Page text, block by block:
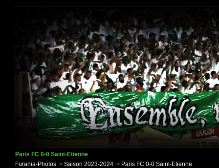
Paris FC 0-0 Saint-Etienne
Furania-Photos > Saison 2023-2024 > Paris FC 0-0 Saint-Etienne